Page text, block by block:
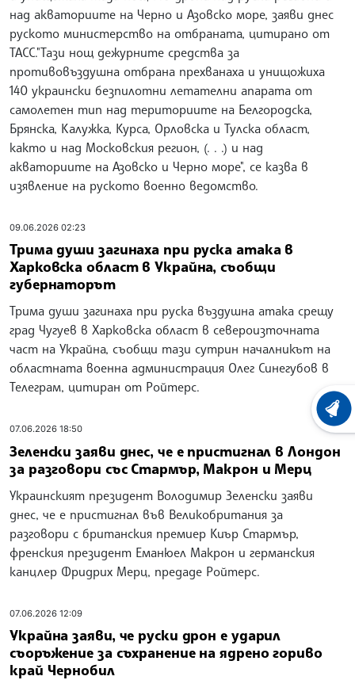
над акваториите на Черно и Азовско море, заяви днес
руското министерство на отбраната, цитирано от
ТАСС."Тази нощ дежурните средства за
противовъздушна отбрана прехванаха и унищожиха
140 украински безпилотни летателни апарата от
самолетен тип над териториите на Белгородска,
Брянска, Калужка, Курса, Орловска и Тулска област,
както и над Московския регион, (. . .) и над
акваториите на Азовско и Черно море", се казва в
изявление на руското военно ведомство.
09.06.2026 02:23
Трима души загинаха при руска атака в
Харковска област в Украйна, съобщи
губернаторът
Трима души загинаха при руска въздушна атака срещу
град Чугуев в Харковска област в североизточната
част на Украйна, съобщи тази сутрин началникът на
областната военна администрация Олег Синегубов в
Телеграм, цитиран от Ройтерс.
07.06.2026 18:50
Зеленски заяви днес, че е пристигнал в Лондон
за разговори със Стармър, Макрон и Мерц
Украинският президент Володимир Зеленски заяви
днес, че е пристигнал във Великобритания за
разговори с британския премиер Киър Стармър,
френския президент Еманюел Макрон и германския
канцлер Фридрих Мерц, предаде Ройтерс.
07.06.2026 12:09
Украйна заяви, че руски дрон е ударил
съоръжение за съхранение на ядрено гориво
край Чернобил